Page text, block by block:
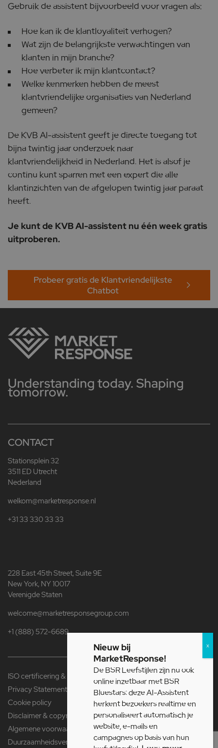
Gebruik de assistent bijvoorbeeld voor vragen als:
Hoe kan ik de klantloyaliteit verhogen?
Wat zijn de belangrijkste verwachtingen van
klanten in mijn branche?
Hoe verbeter ik mijn klantcontact?
Welke kenmerken hebben de meest
klantvriendelijke organisaties van Nederland
gemeen?
De KVB AI-assistent geeft je directe toegang tot
bijna twintig jaar onderzoek naar
klantvriendelijkheid in Nederland. Het is alsof je
continu kunt sparren met een expert die alle
klantinzichten van de afgelopen twintig jaar paraat
heeft.
Je kunt de KVB AI-assistent nu één week gratis
uitproberen.
Probeer gratis de Klantvriendelijkste
Chatbot
Understanding today. Shaping
tomorrow.
CONTACT
Stationsplein 32
3511 ED Utrecht
Nederland
welkom@marketresponse.nl
+31 33 330 33 33
228 East 45th Street, Suite 9E
New York, NY 10017
Verenigde Staten
welcome@marketresponsegroup.com
+1 (888) 572-6689
ISO certificering & Fair Data
Privacy Statement
Cookie policy
Disclaimer & copyright
Algemene voorwaarden
Duurzaamheidsverklaring
Nieuw bij
MarketResponse!
De BSR Leefstijlen zijn nu ook
online inzetbaar met BSR
Bluestars: deze AI-Assistent
herkent bezoekers realtime en
personaliseert automatisch je
website, e-mails en
campagnes op basis van hun